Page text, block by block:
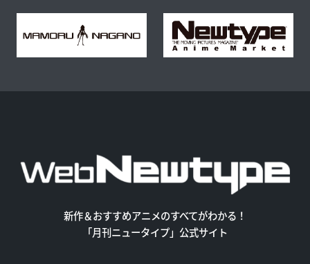
新作＆おすすめアニメのすべてがわかる！
「月刊ニュータイプ」公式サイト